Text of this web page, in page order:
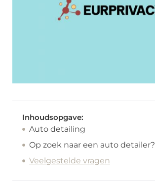
Inhoudsopgave:
Auto detailing
Op zoek naar een auto detailer?
Veelgestelde vragen